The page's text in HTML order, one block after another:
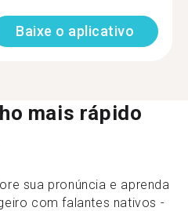
Baixe o aplicativo
mais rápido
sua pronúncia e aprenda
com falantes nativos -